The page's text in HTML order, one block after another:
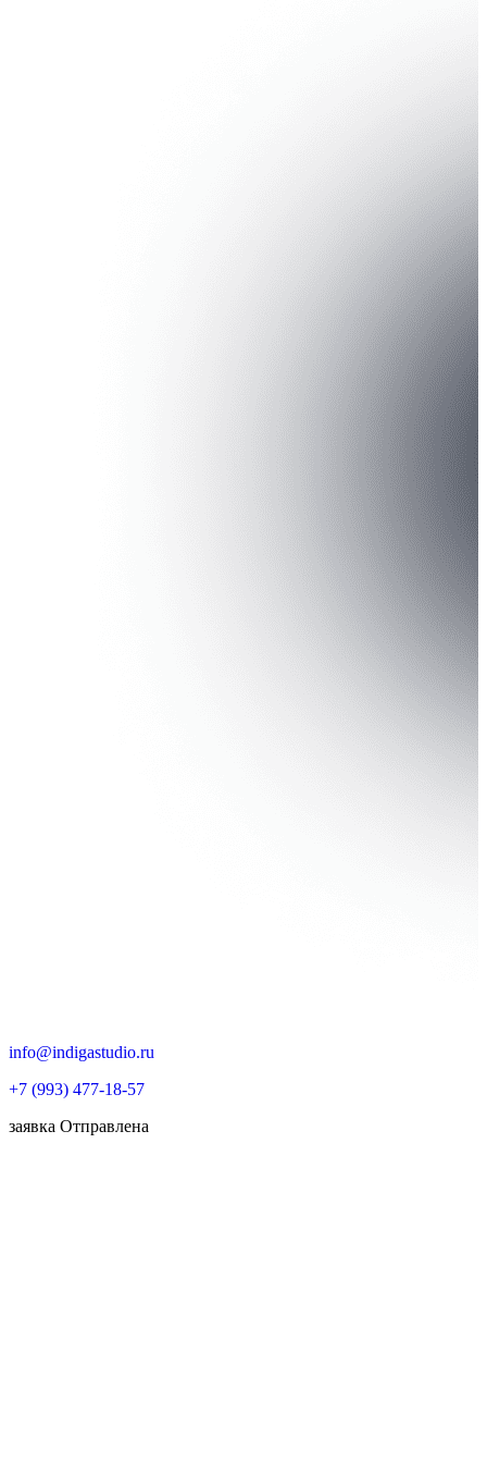
info@indigastudio.ru
+7 (993) 477-18-57
заявка Отправлена